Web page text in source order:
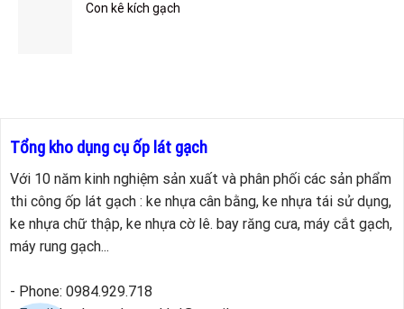
Con kê kích gạch
Tổng kho dụng cụ ốp lát gạch
Với 10 năm kinh nghiệm sản xuất và phân phối các sản phẩm
thi công ốp lát gạch : ke nhựa cân bằng, ke nhựa tái sử dụng,
ke nhựa chữ thập, ke nhựa cờ lê. bay răng cưa, máy cắt gạch,
máy rung gạch...
- Phone: 0984.929.718